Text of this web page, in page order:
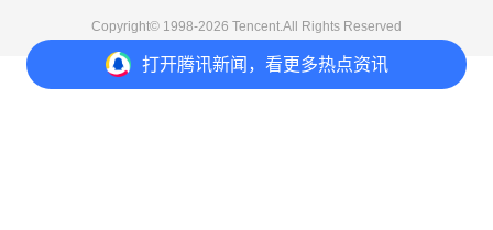
打开腾讯新闻，看更多热点资讯
Copyright© 1998-2026 Tencent.All Rights Reserved